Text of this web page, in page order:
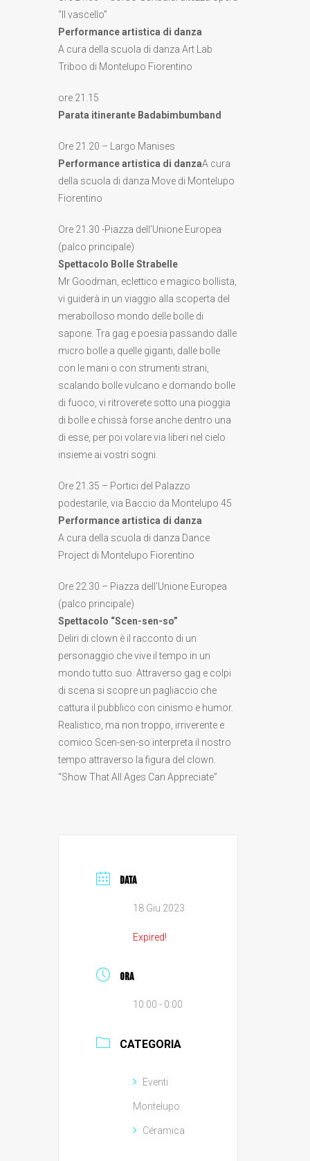
“Il vascello”
Performance artistica di danza
A cura della scuola di danza Art Lab
Triboo di Montelupo Fiorentino
ore 21.15
Parata itinerante Badabimbumband
Ore 21.20 – Largo Manises
Performance artistica di danzaA cura
della scuola di danza Move di Montelupo
Fiorentino
Ore 21.30 -Piazza dell’Unione Europea
(palco principale)
Spettacolo Bolle Strabelle
Mr Goodman, eclettico e magico bollista,
vi guiderà in un viaggio alla scoperta del
merabolloso mondo delle bolle di
sapone. Tra gag e poesia passando dalle
micro bolle a quelle giganti, dalle bolle
con le mani o con strumenti strani,
scalando bolle vulcano e domando bolle
di fuoco, vi ritroverete sotto una pioggia
di bolle e chissà forse anche dentro una
di esse, per poi volare via liberi nel cielo
insieme ai vostri sogni.
Ore 21.35 – Portici del Palazzo
podestarile, via Baccio da Montelupo 45
Performance artistica di danza
A cura della scuola di danza Dance
Project di Montelupo Fiorentino
Ore 22.30 – Piazza dell’Unione Europea
(palco principale)
Spettacolo “Scen-sen-so”
Deliri di clown è il racconto di un
personaggio che vive il tempo in un
mondo tutto suo. Attraverso gag e colpi
di scena si scopre un pagliaccio che
cattura il pubblico con cinismo e humor.
Realistico, ma non troppo, irriverente e
comico Scen-sen-so interpreta il nostro
tempo attraverso la figura del clown.
“Show That All Ages Can Appreciate”
DATA
18 Giu 2023
Expired!
ORA
10:00 - 0:00
CATEGORIA
Eventi
Montelupo
Céramica